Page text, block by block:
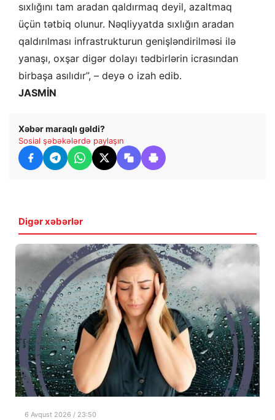
sıxlığını tam aradan qaldırmaq deyil, azaltmaq
üçün tətbiq olunur. Nəqliyyatda sıxlığın aradan
qaldırılması infrastrukturun genişləndirilməsi ilə
yanaşı, oxşar digər dolayı tədbirlərin icrasından
birbaşa asılıdır”, – deyə o izah edib.
JASMİN
Xəbər maraqlı gəldi?
Sosial şəbəkələrdə paylaşın
Digər xəbərlər
6 Avqust 2026 / 23:50